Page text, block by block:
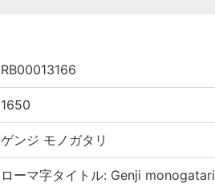
RB00013166
1650
ゲンジ モノガタリ
ローマ字タイトル: Genji monogatari